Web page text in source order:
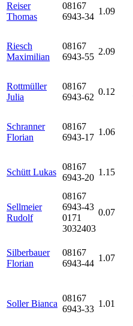
Reiser
Thomas
08167
6943-34
1.09
Riesch
Maximilian
08167
6943-55
2.09
Rottmüller
Julia
08167
6943-62
0.12
Schranner
Florian
08167
6943-17
1.06
Schütt Lukas
08167
6943-20
1.15
Sellmeier
Rudolf
08167
6943-43
0171
3032403
0.07
Silberbauer
Florian
08167
6943-44
1.07
Soller Bianca
08167
6943-33
1.01